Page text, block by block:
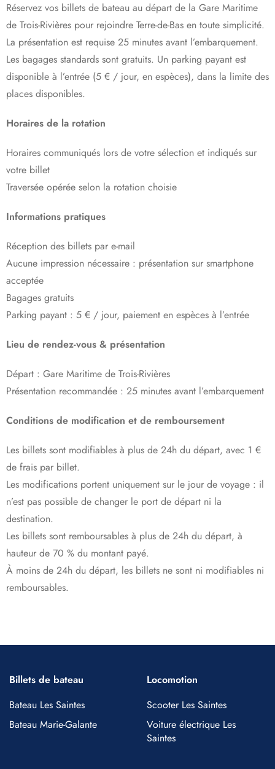
Réservez vos billets de bateau au départ de la Gare Maritime
de Trois-Rivières pour rejoindre Terre-de-Bas en toute simplicité.
La présentation est requise 25 minutes avant l’embarquement.
Les bagages standards sont gratuits. Un parking payant est
disponible à l’entrée (5 € / jour, en espèces), dans la limite des
places disponibles.
Horaires de la rotation
Horaires communiqués lors de votre sélection et indiqués sur
votre billet
Traversée opérée selon la rotation choisie
Informations pratiques
Réception des billets par e-mail
Aucune impression nécessaire : présentation sur smartphone
acceptée
Bagages gratuits
Parking payant : 5 € / jour, paiement en espèces à l’entrée
Lieu de rendez-vous & présentation
Départ : Gare Maritime de Trois-Rivières
Présentation recommandée : 25 minutes avant l’embarquement
Conditions de modification et de remboursement
Les billets sont modifiables à plus de 24h du départ, avec 1 €
de frais par billet.
Les modifications portent uniquement sur le jour de voyage : il
n’est pas possible de changer le port de départ ni la
destination.
Les billets sont remboursables à plus de 24h du départ, à
hauteur de 70 % du montant payé.
À moins de 24h du départ, les billets ne sont ni modifiables ni
remboursables.
Billets de bateau
Bateau Les Saintes
Bateau Marie-Galante
Locomotion
Scooter Les Saintes
Voiture électrique Les
Saintes